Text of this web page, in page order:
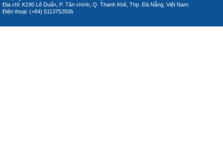
Địa chỉ: K190 Lê Duẩn, P. Tân chính, Q. Thanh Khê, Thp. Đà Nẵng, Việt Nam.
Điện thoại: (+84) 5113752506